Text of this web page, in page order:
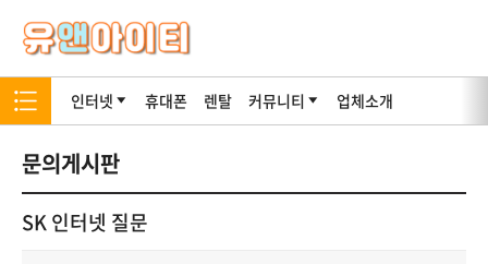
인터넷 휴대폰 렌탈 커뮤니티 업체소개
문의게시판
SK 인터넷 질문